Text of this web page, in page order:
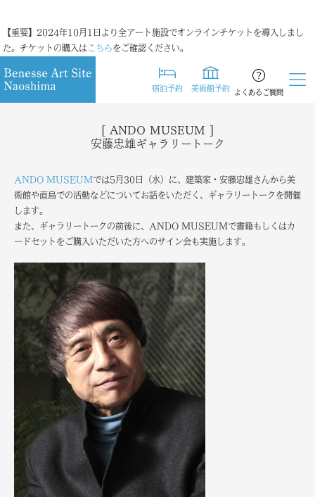
【重要】2024年10月1日より全アート施設でオンラインチケットを導入しまし
た。チケットの購入は こちらをご確認ください。
宿泊予約 美術館予約 よくあるご質問
[ ANDO MUSEUM ]
安藤忠雄ギャラリートーク
ANDO MUSEUMでは5月30日（水）に、建築家・安藤忠雄さんから美
術館や直島での活動などについてお話をいただく、ギャラリートークを開催
します。
また、ギャラリートークの前後に、ANDO MUSEUMで書籍もしくはカ
ードセットをご購入いただいた方へのサイン会も実施します。